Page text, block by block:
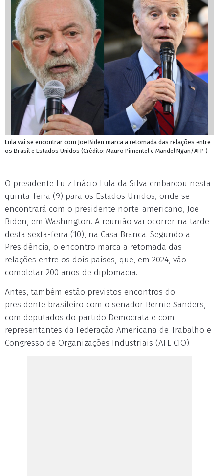
Lula vai se encontrar com Joe Biden marca a retomada das relações entre
os Brasil e Estados Unidos (Crédito: Mauro Pimentel e Mandel Ngan/AFP )
O presidente Luiz Inácio Lula da Silva embarcou nesta
quinta-feira (9) para os Estados Unidos, onde se
encontrará com o presidente norte-americano, Joe
Biden, em Washington. A reunião vai ocorrer na tarde
desta sexta-feira (10), na Casa Branca. Segundo a
Presidência, o encontro marca a retomada das
relações entre os dois países, que, em 2024, vão
completar 200 anos de diplomacia.
Antes, também estão previstos encontros do
presidente brasileiro com o senador Bernie Sanders,
com deputados do partido Democrata e com
representantes da Federação Americana de Trabalho e
Congresso de Organizações Industriais (AFL-CIO).